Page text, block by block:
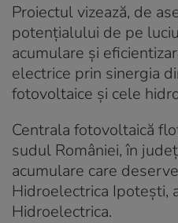
Proiectul vizează, de
potențialului de pe
acumulare și
electrice prin sinergia
fotovoltaice și cele
Centrala fotovoltaică
sudul României, în
acumulare care
Hidroelectrica Ipotești,
Hidroelectrica.